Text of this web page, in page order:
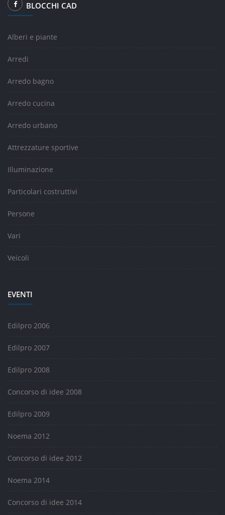
BLOCCHI CAD
Alberi e piante
Arredi
Arredo bagno
Arredo cucina
Arredo urbano
Attrezzature sportive
Illuminazione
Particolari costruttivi
Persone
Vari
Veicoli
EVENTI
Edilpro 2006
Edilpro 2007
Edilpro 2008
Concorso di idee 2008
Edilpro 2009
Noema 2012
Concorso di idee 2012
Noema 2014
Concorso di idee 2014